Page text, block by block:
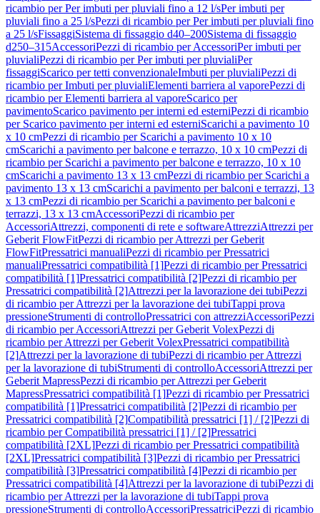
ricambio per Per imbuti per pluviali fino a 12 l/sPer imbuti per
pluviali fino a 25 l/sPezzi di ricambio per Per imbuti per pluviali fino
a 25 l/sFissaggiSistema di fissaggio d40–200Sistema di fissaggio
d250–315AccessoriPezzi di ricambio per AccessoriPer imbuti per
pluvialiPezzi di ricambio per Per imbuti per pluvialiPer
fissaggiScarico per tetti convenzionaleImbuti per pluvialiPezzi di
ricambio per Imbuti per pluvialiElementi barriera al vaporePezzi di
ricambio per Elementi barriera al vaporeScarico per
pavimentoScarico pavimento per interni ed esterniPezzi di ricambio
per Scarico pavimento per interni ed esterniScarichi a pavimento 10
x 10 cmPezzi di ricambio per Scarichi a pavimento 10 x 10
cmScarichi a pavimento per balcone e terrazzo, 10 x 10 cmPezzi di
ricambio per Scarichi a pavimento per balcone e terrazzo, 10 x 10
cmScarichi a pavimento 13 x 13 cmPezzi di ricambio per Scarichi a
pavimento 13 x 13 cmScarichi a pavimento per balconi e terrazzi, 13
x 13 cmPezzi di ricambio per Scarichi a pavimento per balconi e
terrazzi, 13 x 13 cmAccessoriPezzi di ricambio per
AccessoriAttrezzi, componenti di rete e softwareAttrezziAttrezzi per
Geberit FlowFitPezzi di ricambio per Attrezzi per Geberit
FlowFitPressatrici manualiPezzi di ricambio per Pressatrici
manualiPressatrici compatibilità [1]Pezzi di ricambio per Pressatrici
compatibilità [1]Pressatrici compatibilità [2]Pezzi di ricambio per
Pressatrici compatibilità [2]Attrezzi per la lavorazione dei tubiPezzi
di ricambio per Attrezzi per la lavorazione dei tubiTappi prova
pressioneStrumenti di controlloPressatrici con attrezziAccessoriPezzi
di ricambio per AccessoriAttrezzi per Geberit VolexPezzi di
ricambio per Attrezzi per Geberit VolexPressatrici compatibilità
[2]Attrezzi per la lavorazione di tubiPezzi di ricambio per Attrezzi
per la lavorazione di tubiStrumenti di controlloAccessoriAttrezzi per
Geberit MapressPezzi di ricambio per Attrezzi per Geberit
MapressPressatrici compatibilità [1]Pezzi di ricambio per Pressatrici
compatibilità [1]Pressatrici compatibilità [2]Pezzi di ricambio per
Pressatrici compatibilità [2]Compatibilità pressatrici [1] / [2]Pezzi di
ricambio per Compatibilità pressatrici [1] / [2]Pressatrici
compatibilità [2XL]Pezzi di ricambio per Pressatrici compatibilità
[2XL]Pressatrici compatibilità [3]Pezzi di ricambio per Pressatrici
compatibilità [3]Pressatrici compatibilità [4]Pezzi di ricambio per
Pressatrici compatibilità [4]Attrezzi per la lavorazione di tubiPezzi di
ricambio per Attrezzi per la lavorazione di tubiTappi prova
pressioneStrumenti di controlloAccessoriPressatriciPezzi di ricambio